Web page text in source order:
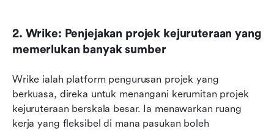
2. Wrike: Penjejakan projek kejuruteraan yang
memerlukan banyak sumber
Wrike ialah platform pengurusan projek yang
berkuasa, direka untuk menangani kerumitan projek
kejuruteraan berskala besar. Ia menawarkan ruang
kerja yang fleksibel di mana pasukan boleh